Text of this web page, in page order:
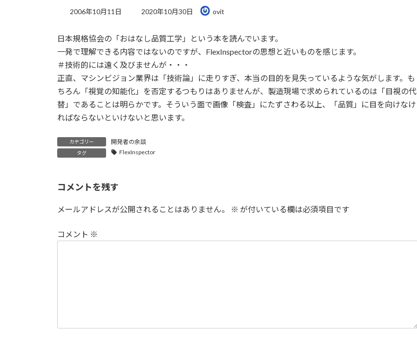
2006年10月11日
最
新
日
:
2020年10月30日 ovit
日本規格協会の「おはなし品質工学」という本を読んでいます。
一発で理解できる内容ではないのですが、FlexInspectorの思想と近いものを感じます。
＃技術的には遠く及びませんが・・・
正直、マシンビジョン業界は「技術論」に走りすぎ、本当の目的を見失っているような気がします。も
ちろん「視覚の知能化」を否定するつもりはありませんが、製造現場で求められているのは「目視の代
替」であることは明らかです。そういう面で画像「検査」にたずさわる以上、「品質」に目を向けなけ
ればならないといけないと思います。
カテゴリー 開発者の余談
タグ FlexInspector
コメントを残す
メールアドレスが公開されることはありません。 ※ が付いている欄は必須項目です
コメント ※